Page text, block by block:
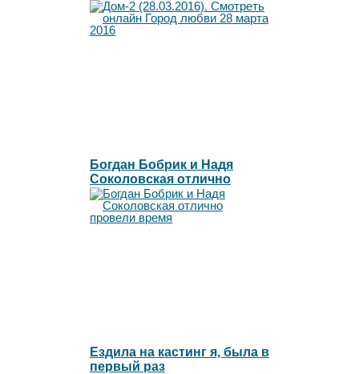
любви 28 марта 2016
Богдан Бобрик и Надя
Соколовская отлично
провели время
Ездила на кастинг я, была в
первый раз